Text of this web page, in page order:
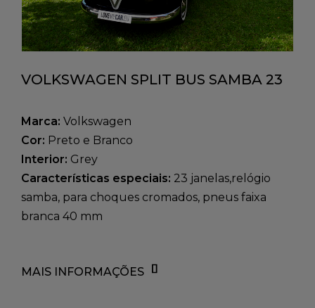
VOLKSWAGEN SPLIT BUS SAMBA 23
Marca: Volkswagen
Cor: Preto e Branco
Interior: Grey
Características especiais: 23 janelas,relógio
samba, para choques cromados, pneus faixa
branca 40 mm
MAIS INFORMAÇÕES